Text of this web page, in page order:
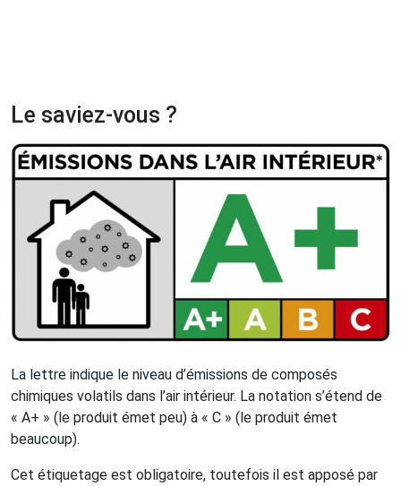
Le saviez-vous ?
La lettre indique le niveau d’émissions de composés
chimiques volatils dans l’air intérieur. La notation s’étend de
« A+ » (le produit émet peu) à « C » (le produit émet
beaucoup).
Cet étiquetage est obligatoire, toutefois il est apposé par